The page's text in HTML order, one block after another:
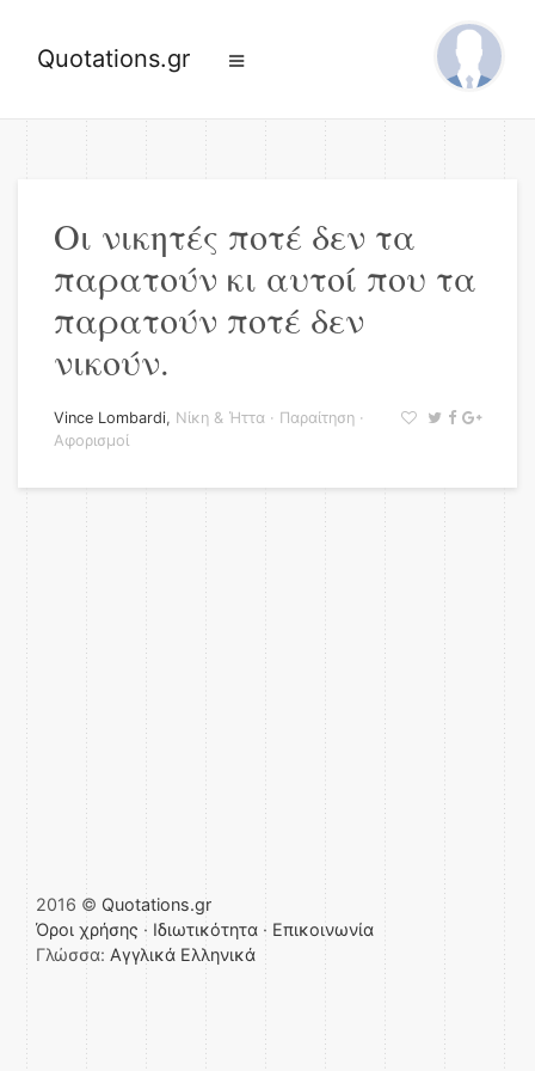
Quotations.gr
Οι νικητές ποτέ δεν τα
παρατούν κι αυτοί που τα
παρατούν ποτέ δεν
νικούν.
Vince Lombardi, Νίκη & Ήττα · Παραίτηση ·
Αφορισμοί
2016 © Quotations.gr
Όροι χρήσης · Ιδιωτικότητα · Επικοινωνία
Γλώσσα: Αγγλικά Ελληνικά